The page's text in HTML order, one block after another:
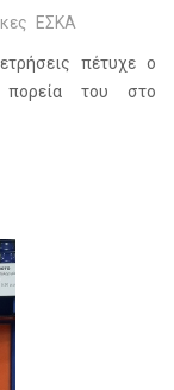
ΕΣΚΑ
πέτυχε ο
πορεία του στο